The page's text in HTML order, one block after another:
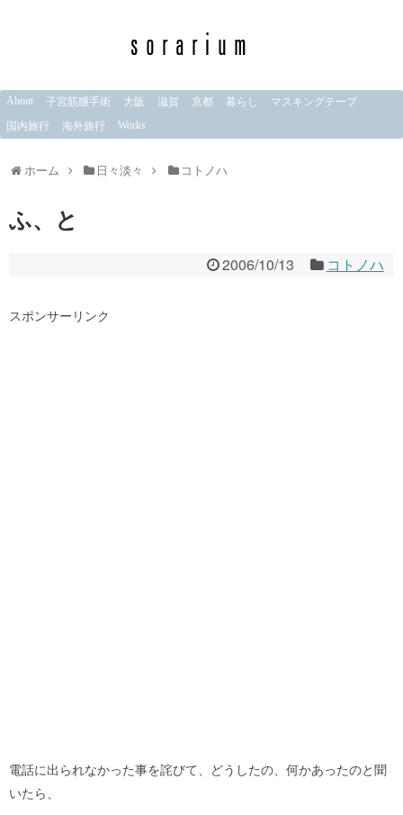
About 子宮筋腫手術 大阪 滋賀 京都 暮らし
マスキングテープ
国内旅行
海外旅行 Works
ホーム 日々淡々 コトノハ
ふ、と
2006/10/13 コトノハ
スポンサーリンク
電話に出られなかった事を詫びて、どうしたの、何かあったのと聞
いたら、